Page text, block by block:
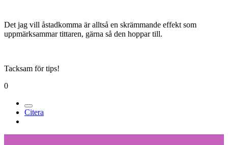
Det jag vill åstadkomma är alltså en skrämmande effekt som
uppmärksammar tittaren, gärna så den hoppar till.
Tacksam för tips!
0
Citera